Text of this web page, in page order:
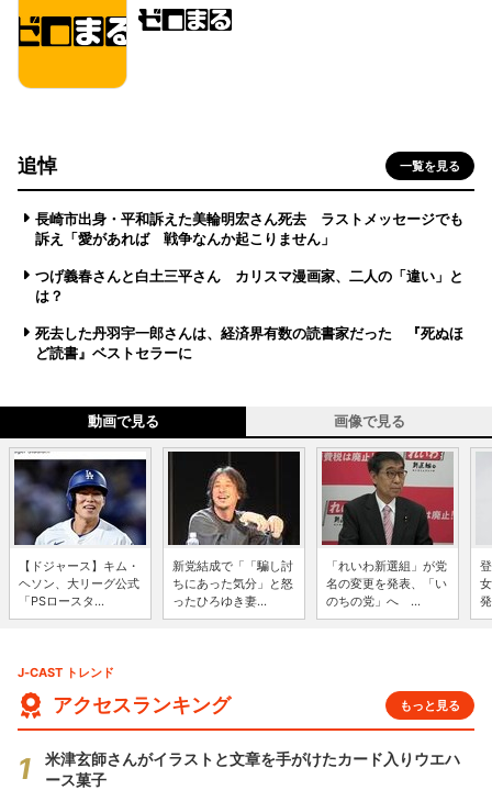
追悼 一覧を見る
長崎市出身・平和訴えた美輪明宏さん死去 ラストメッセージでも
訴え「愛があれば 戦争なんか起こりません」
つげ義春さんと白土三平さん カリスマ漫画家、二人の「違い」と
は？
死去した丹羽宇一郎さんは、経済界有数の読書家だった 『死ぬほ
ど読書』ベストセラーに
動画で見る 画像で見る
【ドジャース】キム・
ヘソン、大リーグ公式
「PSロースタ...
新党結成で「「騙し討
ちにあった気分」と怒
ったひろゆき妻...
「れいわ新選組」が党
名の変更を発表、「い
のちの党」へ ...
J-CAST トレンド
アクセスランキング もっと見る
米津玄師さんがイラストと文章を手がけたカード入りウエハ
ース菓子